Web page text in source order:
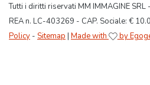
Tutti i diritti riservati MM IMMAGINE
REA n. LC-403269 - CAP. Sociale: €
Policy - Sitemap | Made with by